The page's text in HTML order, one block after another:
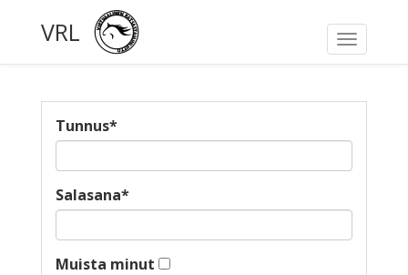
Toggle
VRL
Tunnus*
Salasana*
Muista minut